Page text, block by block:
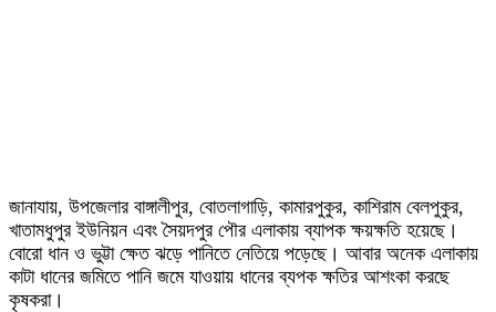
জানাযায়, উপজেলার বাঙ্গালীপুর, বোতলাগাড়ি, কামারপুকুর, কাশিরাম বেলপুকুর,
খাতামধুপুর ইউনিয়ন এবং সৈয়দপুর পৌর এলাকায় ব্যাপক ক্ষয়ক্ষতি হয়েছে।
বোরো ধান ও ভুট্টা ক্ষেত ঝড়ে পানিতে নেতিয়ে পড়েছে। আবার অনেক এলাকায়
কাটা ধানের জমিতে পানি জমে যাওয়ায় ধানের ব্যপক ক্ষতির আশংকা করছে
কৃষকরা।